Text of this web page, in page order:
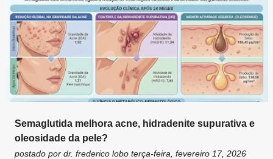
Semaglutida melhora acne, hidradenite supurativa e
oleosidade da pele?
postado por dr. frederico lobo terça-feira, fevereiro 17, 2026